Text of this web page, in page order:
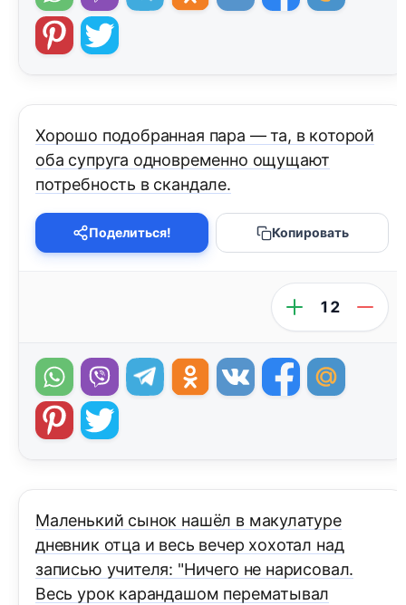
Хорошо подобранная пара — та, в которой
оба супруга одновременно ощущают
потребность в скандале.
Поделиться! Копировать
12
Маленький сынок нашёл в макулатуре
дневник отца и весь вечер хохотал над
записью учителя: "Ничего не нарисовал.
Весь урок карандашом перематывал